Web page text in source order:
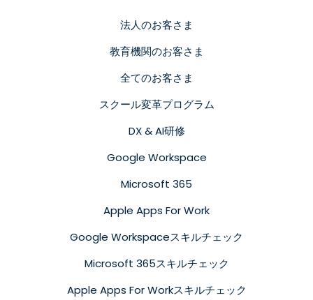
法人のお客さま
教育機関のお客さま
全てのお客さま
スクール変革プログラム
DX & AI研修
Google Workspace
Microsoft 365
Apple Apps For Work
Google Workspaceスキルチェック
Microsoft 365スキルチェック
Apple Apps For Workスキルチェック